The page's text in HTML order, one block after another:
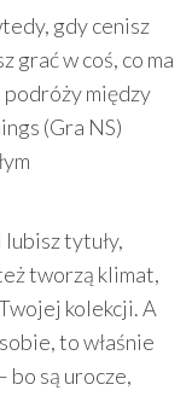
gdy cenisz
grać w coś, co ma
między
(Gra NS)
tytuły,
tworzą klimat,
kolekcji. A
to właśnie
są urocze,